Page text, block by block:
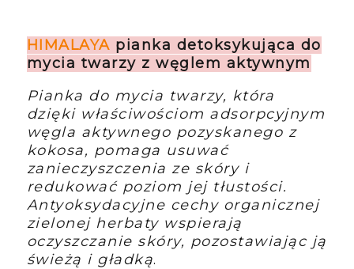
HIMALAYA pianka detoksykująca do
mycia twarzy z węglem aktywnym
Pianka do mycia twarzy, która
dzięki właściwościom adsorpcyjnym
węgla aktywnego pozyskanego z
kokosa, pomaga usuwać
zanieczyszczenia ze skóry i
redukować poziom jej tłustości.
Antyoksydacyjne cechy organicznej
zielonej herbaty wspierają
oczyszczanie skóry, pozostawiając ją
świeżą i gładką.